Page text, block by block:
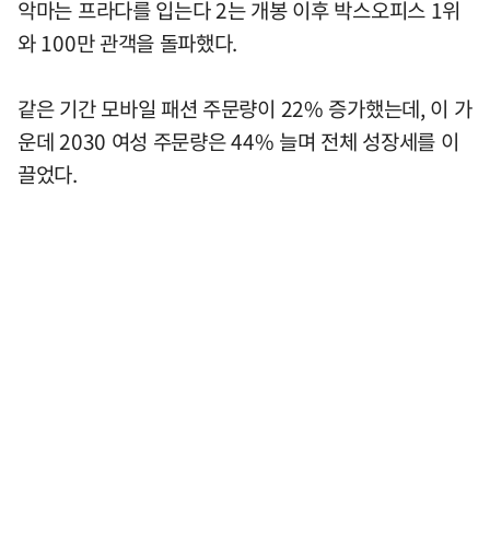
악마는 프라다를 입는다 2는 개봉 이후 박스오피스 1위
와 100만 관객을 돌파했다.
같은 기간 모바일 패션 주문량이 22% 증가했는데, 이 가
운데 2030 여성 주문량은 44% 늘며 전체 성장세를 이
끌었다.